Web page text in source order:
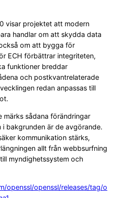
visar projektet att modern
handlar om att skydda data
om att bygga för
ECH förbättrar integriteten,
funktioner breddar
och postkvantrelaterade
redan anpassas till
märks sådana förändringar
i bakgrunden är de avgörande.
kommunikation stärks,
allt från webbsurfning
myndighetssystem och
openssl/openssl/releases/tag/o